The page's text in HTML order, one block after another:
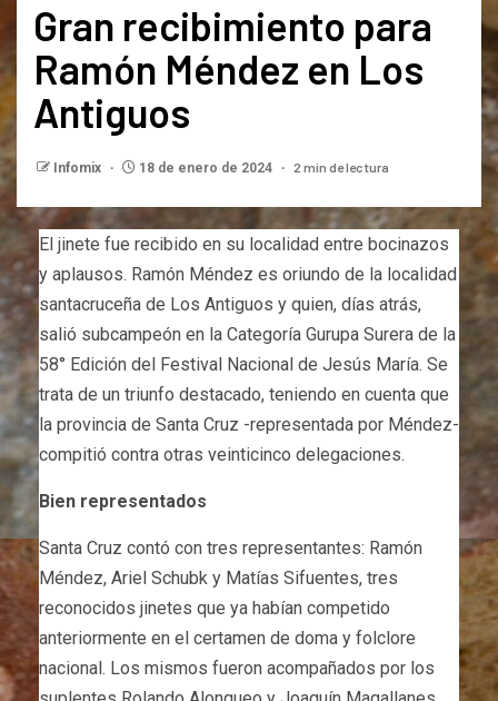
Gran recibimiento para
Ramón Méndez en Los
Antiguos
Infomix 18 de enero de 2024 2 min de lectura
El jinete fue recibido en su localidad entre bocinazos
y aplausos. Ramón Méndez es oriundo de la localidad
santacruceña de Los Antiguos y quien, días atrás,
salió subcampeón en la Categoría Gurupa Surera de la
58° Edición del Festival Nacional de Jesús María. Se
trata de un triunfo destacado, teniendo en cuenta que
la provincia de Santa Cruz -representada por Méndez-
compitió contra otras veinticinco delegaciones.
Bien representados
Santa Cruz contó con tres representantes: Ramón
Méndez, Ariel Schubk y Matías Sifuentes, tres
reconocidos jinetes que ya habían competido
anteriormente en el certamen de doma y folclore
nacional. Los mismos fueron acompañados por los